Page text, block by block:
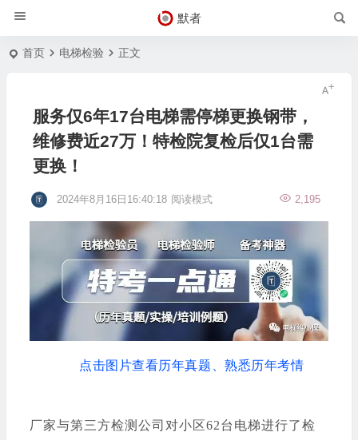
默者
首页 电梯检验 正文
服务仅6年17台电梯需停梯更换钢带，
维修费近27万！特检院复检后仅1台需
更换！
2024年8月16日16:40:18 2,195
阅读模式
点击图片查看历年真题、熟悉历年考情
厂家与第三方检测公司对小区62台电梯进行了检